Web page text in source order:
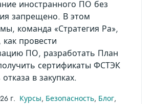
иностранного ПО без
запрещено. В этом
команда «Стратегия Ра»,
провести
ПО, разработать План
сертификаты ФСТЭК
в закупках.
г. Курсы, Безопасность, Блог,